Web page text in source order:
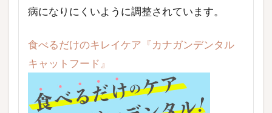
病になりにくいように調整されています。
食べるだけのキレイケア『カナガンデンタル
キャットフード』